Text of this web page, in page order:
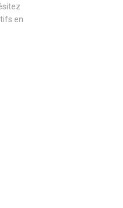
en